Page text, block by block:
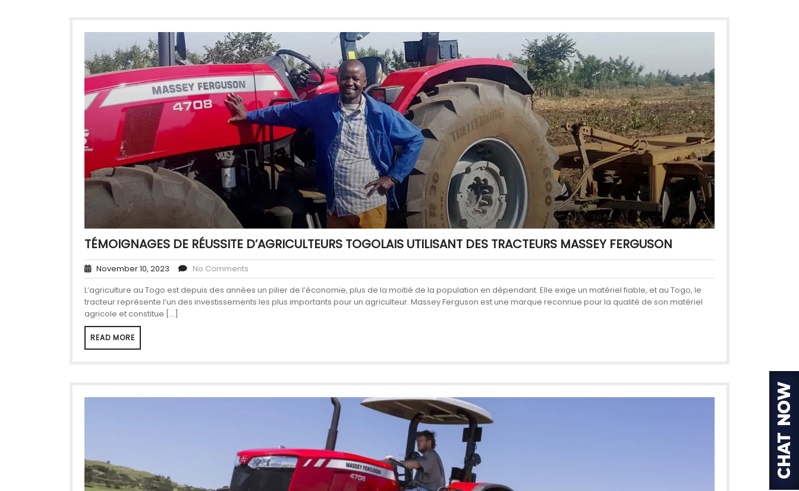
TÉMOIGNAGES DE RÉUSSITE D’AGRICULTEURS TOGOLAIS UTILISANT DES TRACTEURS MASSEY FERGUSON
November 10, 2023
No Comments
L’agriculture au Togo est depuis des années un pilier de l’économie, plus de la moitié de la population en dépendant. Elle exige un matériel fiable, et au Togo, le
tracteur représente l’un des investissements les plus importants pour un agriculteur. Massey Ferguson est une marque reconnue pour la qualité de son matériel
agricole et constitue […]
READ MORE